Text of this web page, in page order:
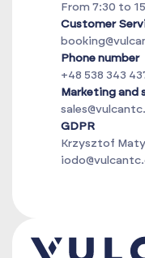
From 7:30 to
Customer
Phone number
+48 538 343
Marketing and
GDPR
Krzysztof